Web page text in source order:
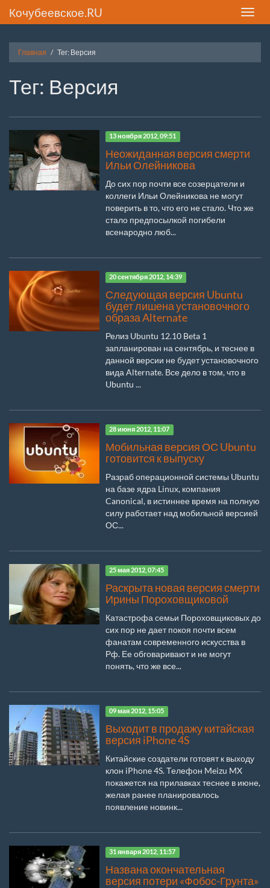
Toggle
Кочубеевское.RU
Главная Тег: Версия
Тег: Версия
13 ноября 2012, 09:51
Неожиданная версия смерти
Ильи Олейникова
До сих пор почти все созерцатели и
коллеги Ильи Олейникова не могут
поверить в то, что его не стало. Что же
стало предпосылкой погибели
всенародно люб...
20 сентября 2012, 14:39
Следующая версия Ubuntu
будет лишена установочного
образа Alternate
Релиз Ubuntu 12.10 Beta 1
запланирован на сентябрь, и теснее в
данной версии не будет установочного
вида Alternate. Все дело в том, что в
Ubuntu ...
28 июня 2012, 11:07
Мобильная версия ОС Ubuntu
готовится к выпуску
Разраб операционной системы Ubuntu
на базе ядра Linux, компания
Canonical, в истиннее время на полную
силу работает над мобильной версией
ОС...
25 мая 2012, 07:45
Раскрыта новая версия смерти
Ирины Пороховщиковой
Катастрофа семьи Пороховщиковых до
сих пор не дает покоя почти всем
фанатам современного искусства в
Рф. Ее обговаривают и не могут
понять, что же все...
09 мая 2012, 15:05
Выходит в продажу китайская
версия iPhone 4S
Китайские создатели готовят к выходу
клон iPhone 4S. Телефон Meizu MX
покажется на прилавках теснее в июне,
желая ранее планировалось
появление новинк...
31 января 2012, 11:57
Названа окончательная
версия потери «Фобос-Грунта»